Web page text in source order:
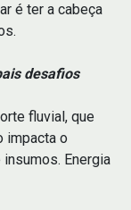
é ter a cabeça
desafios
fluvial, que
impacta o
Energia